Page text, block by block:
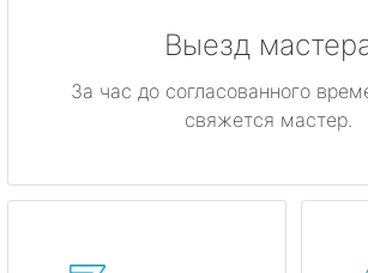
Выезд
За час до согласованного
свяжется мастер.